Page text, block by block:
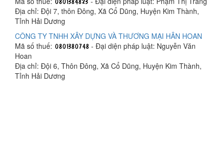
Địa chỉ: Đội 7, thôn Đông, Xã Cổ Dũng, Huyện Kim Thành,
Tỉnh Hải Dương
CÔNG TY TNHH XÂY DỰNG VÀ THƯƠNG MẠI HÂN HOAN
Mã số thuế:
- Đại diện pháp luật: Nguyễn Văn
Hoan
Địa chỉ: Đội 6, Thôn Đông, Xã Cổ Dũng, Huyện Kim Thành,
Tỉnh Hải Dương